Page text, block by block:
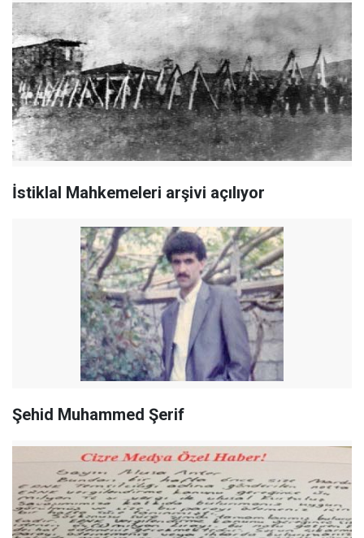
İstiklal Mahkemeleri arşivi açılıyor
Şehid Muhammed Şerif